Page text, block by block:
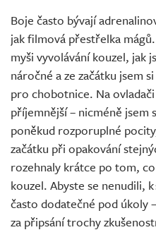
Boje často bývají
jak filmová přestřelka
myši vyvolávání kouzel, jak
náročné a ze začátku jsem
pro chobotnice. Na
příjemnější – nicméně jsem
poněkud rozporuplné
začátku při opakování
rozehnaly krátce po tom,
kouzel. Abyste se nenudili,
často dodatečné pod úkoly
za připsání trochy